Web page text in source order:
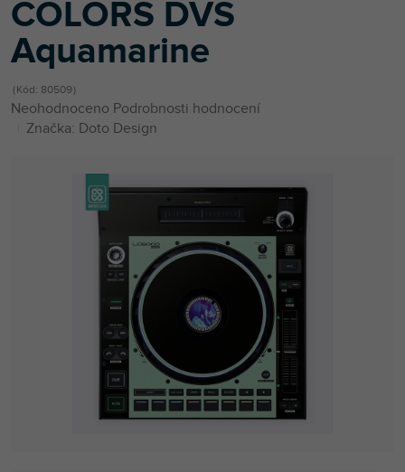
COLORS DVS
Aquamarine
Kód: 80509
Průměrné
hodnocení
Neohodnoceno Podrobnosti hodnocení
Značka: Doto Design